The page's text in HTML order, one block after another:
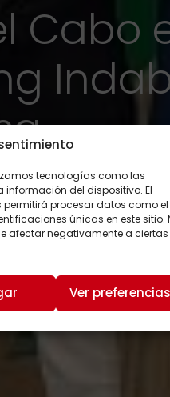
tecnologías como las
del dispositivo. El
procesar datos como el
únicas en este sitio.
afectar negativamente a ciertas
Ver
Cabo